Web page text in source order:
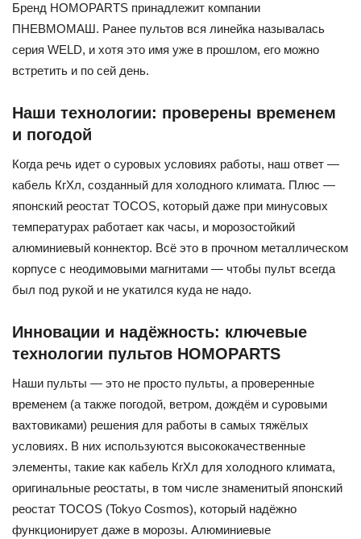
Бренд HOMOPARTS принадлежит компании
ПНЕВМОМАШ. Ранее пультов вся линейка называлась
серия WELD, и хотя это имя уже в прошлом, его можно
встретить и по сей день.
Наши технологии: проверены временем
и погодой
Когда речь идет о суровых условиях работы, наш ответ —
кабель КгХл, созданный для холодного климата. Плюс —
японский реостат TOCOS, который даже при минусовых
температурах работает как часы, и морозостойкий
алюминиевый коннектор. Всё это в прочном металлическом
корпусе с неодимовыми магнитами — чтобы пульт всегда
был под рукой и не укатился куда не надо.
Инновации и надёжность: ключевые
технологии пультов HOMOPARTS
Наши пульты — это не просто пульты, а проверенные
временем (а также погодой, ветром, дождём и суровыми
вахтовиками) решения для работы в самых тяжёлых
условиях. В них используются высококачественные
элементы, такие как кабель КгХл для холодного климата,
оригинальные реостаты, в том числе знаменитый японский
реостат TOCOS (Tokyo Cosmos), который надёжно
функционирует даже в морозы. Алюминиевые